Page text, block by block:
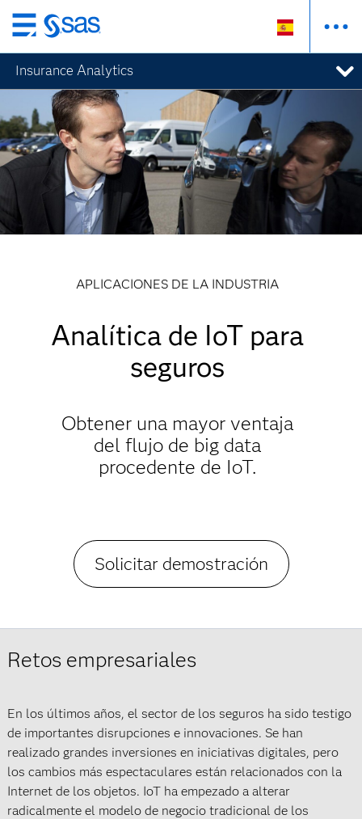
Ir
al
contenido
principal
Insurance Analytics
APLICACIONES DE LA INDUSTRIA
Analítica de IoT para
seguros
Obtener una mayor ventaja
del flujo de big data
procedente de IoT.
Solicitar demostración
Retos empresariales
En los últimos años, el sector de los seguros ha sido testigo
de importantes disrupciones e innovaciones. Se han
realizado grandes inversiones en iniciativas digitales, pero
los cambios más espectaculares están relacionados con la
Internet de los objetos. IoT ha empezado a alterar
radicalmente el modelo de negocio tradicional de los